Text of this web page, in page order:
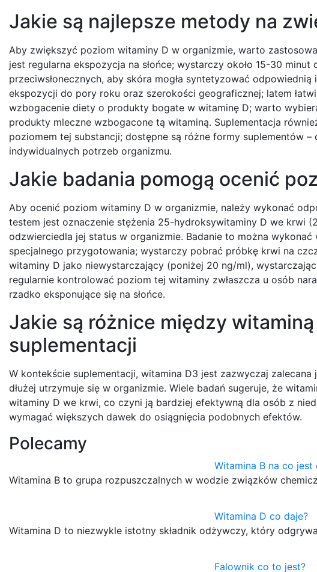
Jakie są najlepsze metody na
Aby zwiększyć poziom witaminy D w organizmie, warto
jest regularna ekspozycja na słońce; wystarczy około 15-30
przeciwsłonecznych, aby skóra mogła syntetyzować
ekspozycji do pory roku oraz szerokości geograficznej; latem
wzbogacenie diety o produkty bogate w witaminę D; warto
produkty mleczne wzbogacone tą witaminą. Suplementacja
poziomem tej substancji; dostępne są różne formy suplementów
indywidualnych potrzeb organizmu.
Jakie badania pomogą ocenić
Aby ocenić poziom witaminy D w organizmie, należy wykonać
testem jest oznaczenie stężenia 25-hydroksywitaminy D we krwi
odzwierciedla jej status w organizmie. Badanie to można
specjalnego przygotowania; wystarczy pobrać próbkę krwi na
witaminy D jako niewystarczający (poniżej 20 ng/ml),
regularnie kontrolować poziom tej witaminy zwłaszcza u osób
rzadko eksponujące się na słońce.
Jakie są różnice między
suplementacji
W kontekście suplementacji, witamina D3 jest zazwyczaj
dłużej utrzymuje się w organizmie. Wiele badań sugeruje, że
witaminy D we krwi, co czyni ją bardziej efektywną dla osób z
wymagać większych dawek do osiągnięcia podobnych efektów.
Polecamy
Witamina B na co jest
Witamina B to grupa rozpuszczalnych w wodzie związków
Witamina D co daje?
Witamina D to niezwykle istotny składnik odżywczy, który
Falownik co to jest?